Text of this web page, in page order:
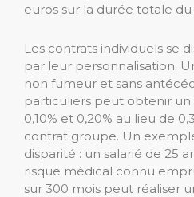
euros sur la durée totale du
Les contrats individuels se
par leur personnalisation.
non fumeur et sans
particuliers peut obtenir
0,10% et 0,20% au lieu de
contrat groupe. Un
disparité : un salarié de 25
risque médical connu
sur 300 mois peut réaliser